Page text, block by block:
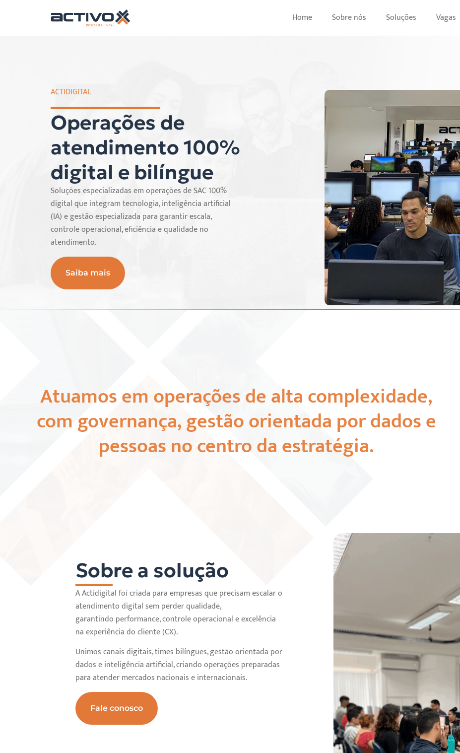
Home Sobre nós Soluções Vagas
ACTIDIGITAL
Operações de
atendimento 100%
digital e bilíngue
Soluções especializadas em operações de SAC 100%
digital que integram tecnologia, inteligência artificial
(IA) e gestão especializada para garantir escala,
controle operacional, eficiência e qualidade no
atendimento.
Saiba mais
Atuamos em operações de alta complexidade,
com governança, gestão orientada por dados e
pessoas no centro da estratégia.
Sobre a solução
A Actidigital foi criada para empresas que precisam escalar o
atendimento digital sem perder qualidade,
garantindo performance, controle operacional e excelência
na experiência do cliente (CX).
Unimos canais digitais, times bilíngues, gestão orientada por
dados e inteligência artificial, criando operações preparadas
para atender mercados nacionais e internacionais.
Fale conosco